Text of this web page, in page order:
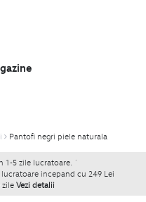
Pantofi negri piele naturala
1-5 zile lucratoare. `
lucratoare incepand cu 249 Lei
zile Vezi detalii